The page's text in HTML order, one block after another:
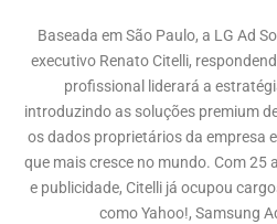
Baseada em São Paulo, a LG Ad
executivo Renato Citelli,
profissional liderará a
introduzindo as soluções premium
os dados proprietários da empresa
que mais cresce no mundo. Com 25
e publicidade, Citelli já ocupou
como Yahoo!, Samsung